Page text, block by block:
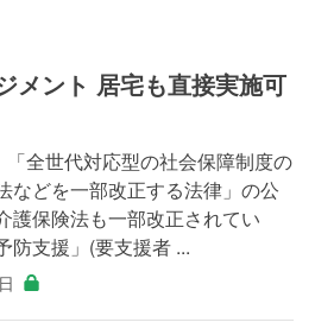
メント 居宅も直接実施可
全世代対応型の社会保障制度の
などを一部改正する法律」の公
護保険法も一部改正されてい
支援」(要支援者 ...